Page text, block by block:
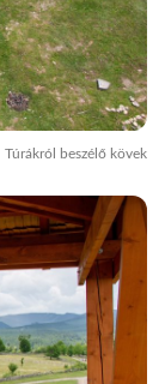
Túrákról beszélő kövek